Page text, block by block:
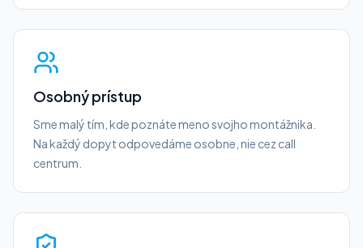
Osobný prístup
Sme malý tím, kde poznáte meno svojho montážnika.
Na každý dopyt odpovedáme osobne, nie cez call
centrum.